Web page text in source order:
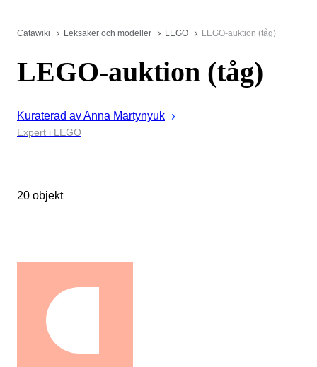
Catawiki Leksaker och modeller LEGO LEGO-auktion (tåg)
LEGO-auktion (tåg)
Kuraterad avAnna Martynyuk
Expert i LEGO
20 objekt